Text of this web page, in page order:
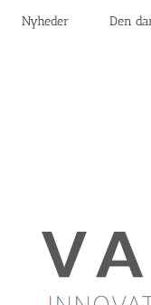
Nyheder Den